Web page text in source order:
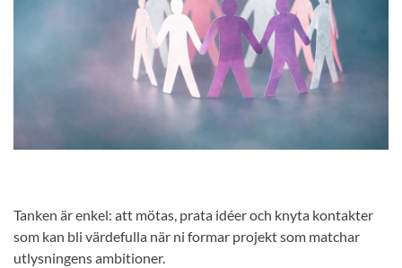
Tanken är enkel: att mötas, prata idéer och knyta kontakter
som kan bli värdefulla när ni formar projekt som matchar
utlysningens ambitioner.